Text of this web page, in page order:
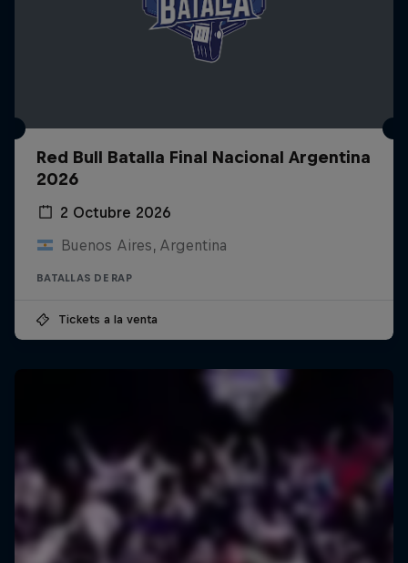
Red Bull Batalla Final Nacional Argentina
2026
2 Octubre 2026
Buenos Aires, Argentina
BATALLAS DE RAP
Tickets a la venta